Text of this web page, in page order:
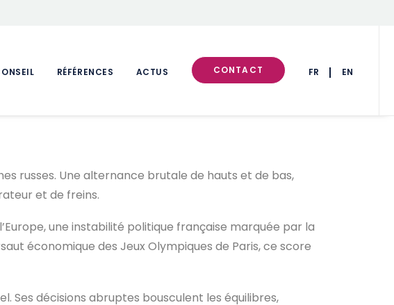
RÉFÉRENCES ACTUS CONTACT FR EN
russes. Une alternance brutale de hauts et de bas,
et de freins.
une instabilité politique française marquée par la
économique des Jeux Olympiques de Paris, ce score
Ses décisions abruptes bousculent les équilibres,